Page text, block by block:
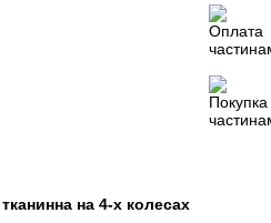
на 4-х колесах